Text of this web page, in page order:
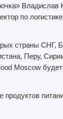
Владислав
по
страны СНГ,
Перу,
Moscow